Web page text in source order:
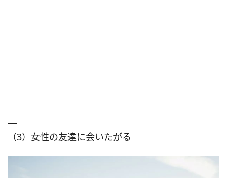
（3）女性の友達に会いたがる